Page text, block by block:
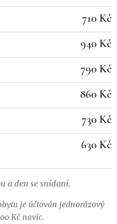
710 Kč
940 Kč
790 Kč
860 Kč
730 Kč
630 Kč
a den se snídaní.
je účtován jednorázový
Kč navíc.